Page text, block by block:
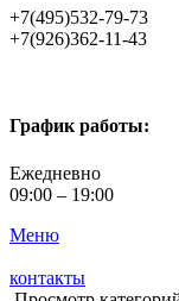
+7(495)532-79-73
+7(926)362-11-43
График работы:
Ежедневно
09:00 – 19:00
Меню
контакты